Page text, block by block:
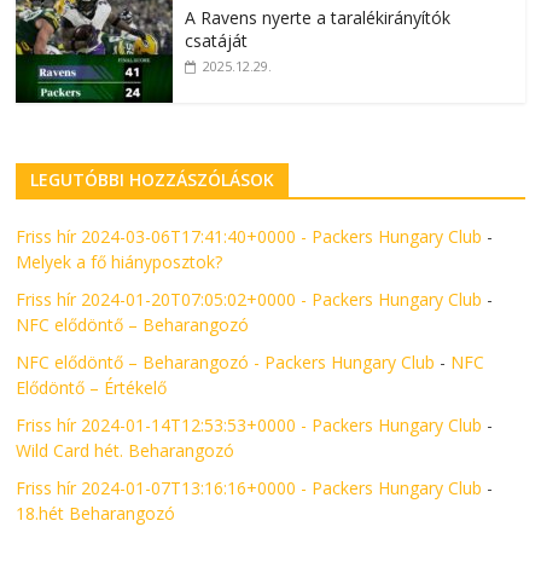
A Ravens nyerte a taralékirányítók
csatáját
2025.12.29.
LEGUTÓBBI HOZZÁSZÓLÁSOK
Friss hír 2024-03-06T17:41:40+0000 - Packers Hungary Club -
Melyek a fő hiányposztok?
Friss hír 2024-01-20T07:05:02+0000 - Packers Hungary Club -
NFC elődöntő – Beharangozó
NFC elődöntő – Beharangozó - Packers Hungary Club - NFC
Elődöntő – Értékelő
Friss hír 2024-01-14T12:53:53+0000 - Packers Hungary Club -
Wild Card hét. Beharangozó
Friss hír 2024-01-07T13:16:16+0000 - Packers Hungary Club -
18.hét Beharangozó